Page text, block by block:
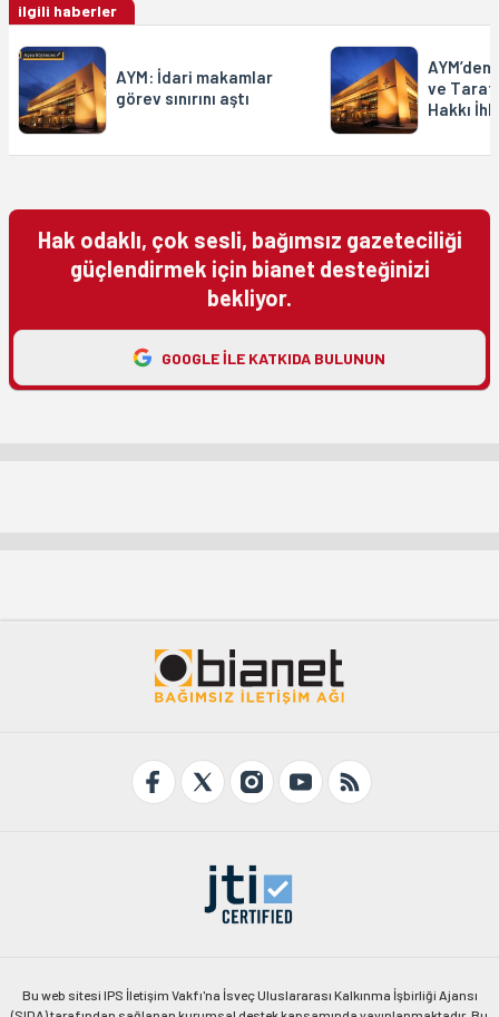
ilgili haberler
AYM: İdari makamlar
görev sınırını aştı
AYM’den
ve
Hakkı
Hak odaklı, çok sesli, bağımsız gazeteciliği
güçlendirmek için bianet desteğinizi
bekliyor.
GOOGLE ILE KATKIDA BULUNUN
Bu web sitesi IPS İletişim Vakfı'na İsveç Uluslararası Kalkınma İşbirliği Ajansı